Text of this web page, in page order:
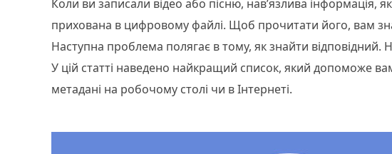
Коли ви записали відео або пісню, нав’язлива інформація,
прихована в цифровому файлі. Щоб прочитати його, вам
Наступна проблема полягає в тому, як знайти відповідний.
У цій статті наведено найкращий список, який допоможе
метадані на робочому столі чи в Інтернеті.